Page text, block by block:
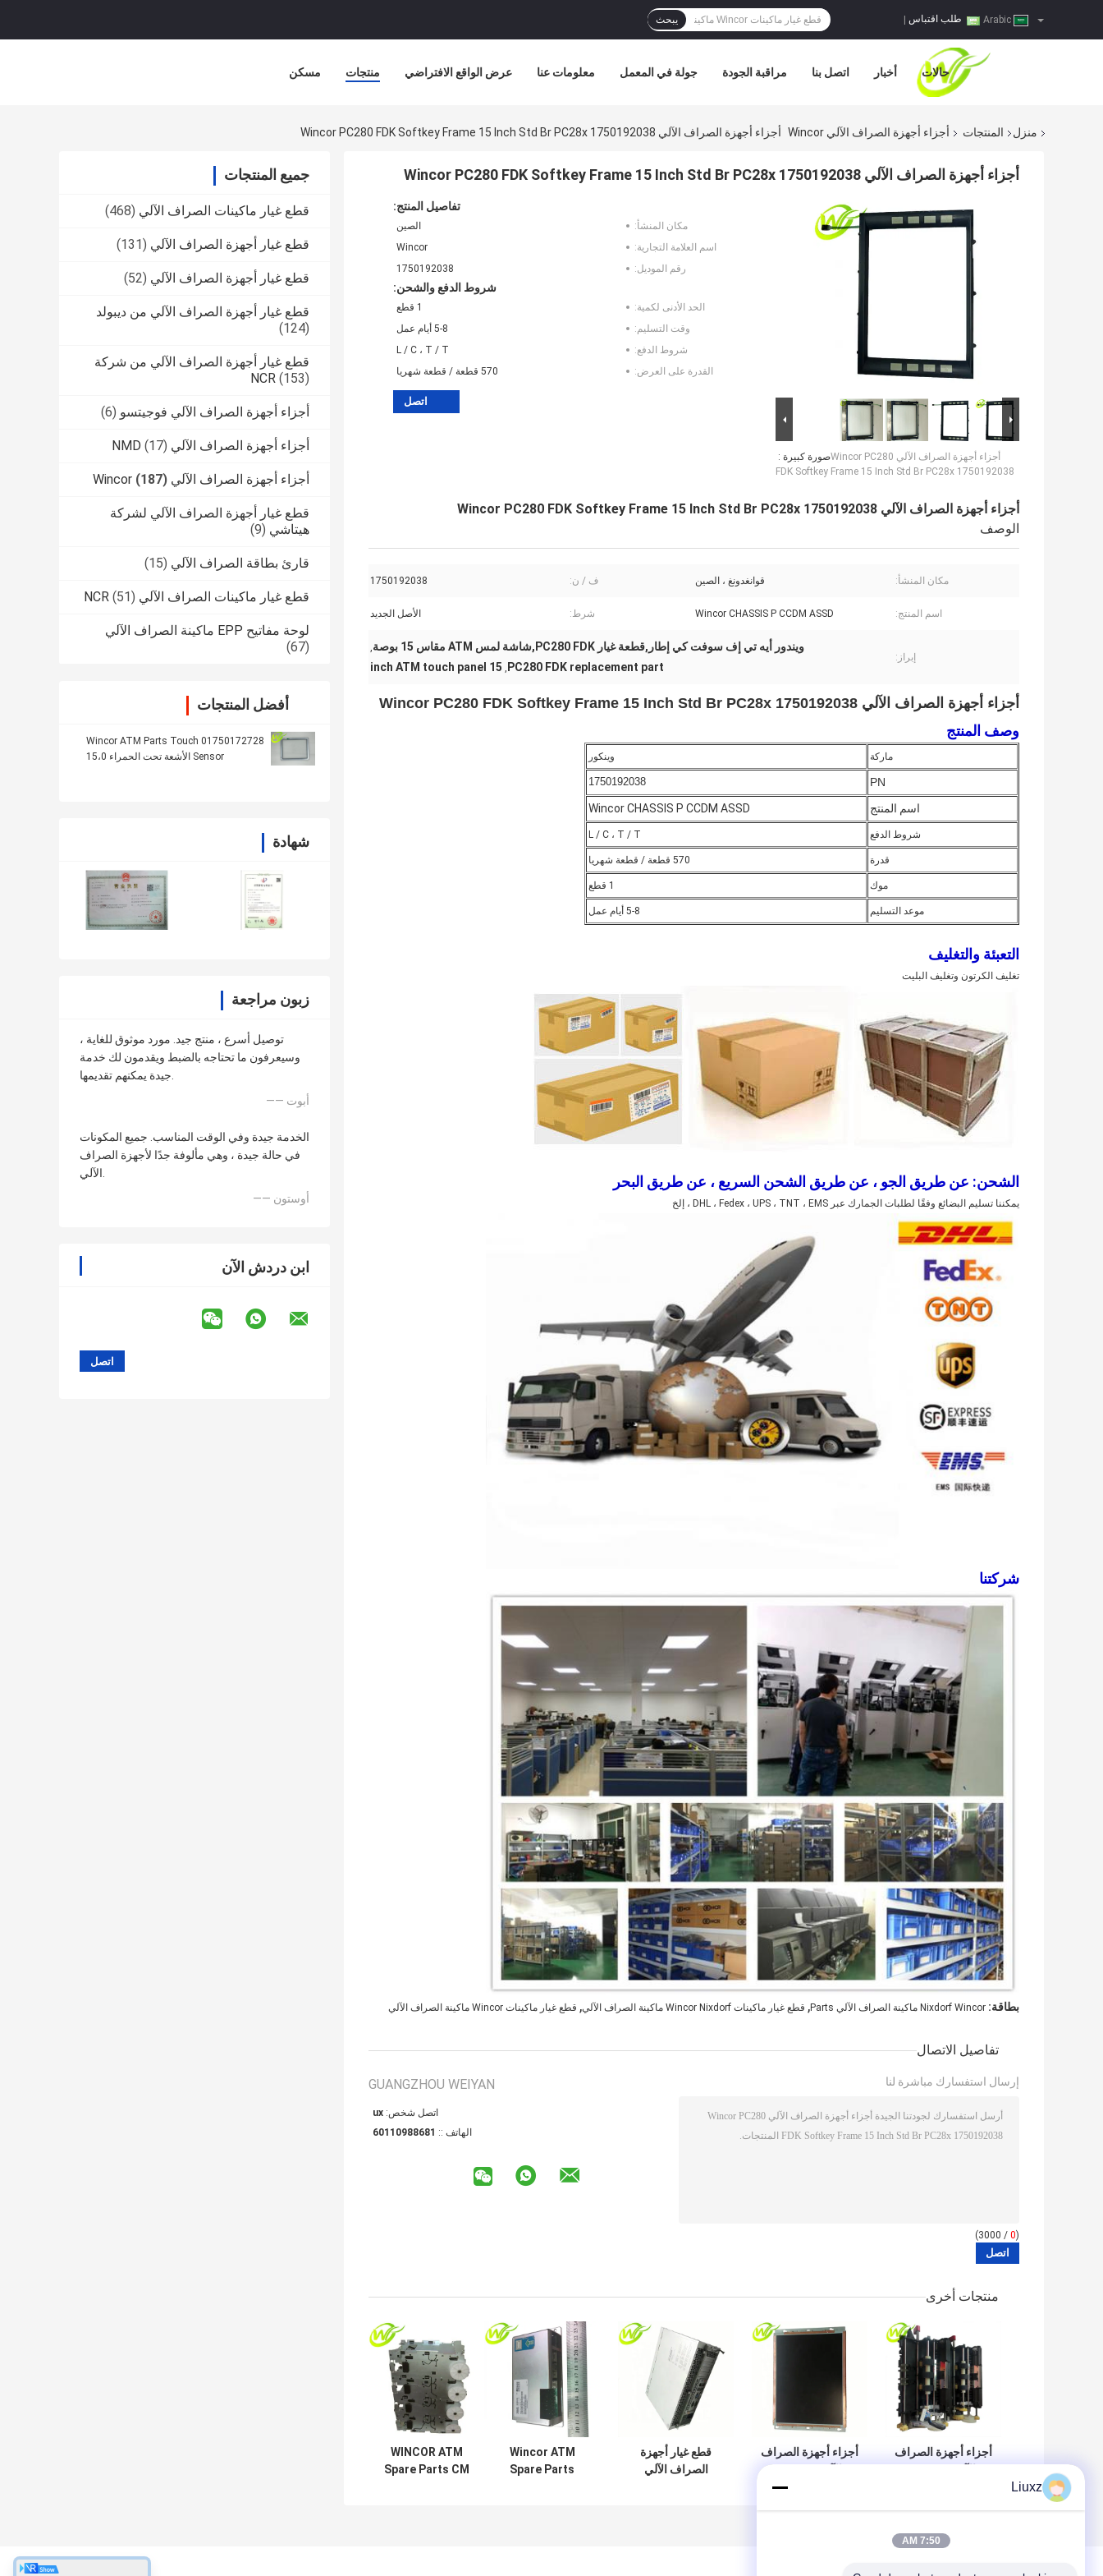
طلب اقتباس يبحث
مسكن منتجات عرض الواقع الافتراضي معلومات عنا جولة في المعمل مراقبة الجودة اتصل بنا أخبار حالات
منزل المنتجات أجزاء أجهزة الصراف الآلي Wincor أجزاء أجهزة الصراف الآلي Wincor PC280 FDK Softkey Frame 15 Inch Std Br PC28x 1750192038
جميع المنتجات
قطع غيار ماكينات الصراف الآلي (468)
قطع غيار أجهزة الصراف الآلي (131)
قطع غيار أجهزة الصراف الآلي (52)
قطع غيار أجهزة الصراف الآلي من ديبولد
(124)
قطع غيار أجهزة الصراف الآلي من شركة
NCR (153)
أجزاء أجهزة الصراف الآلي فوجيتسو (6)
أجزاء أجهزة الصراف الآلي NMD (17)
أجزاء أجهزة الصراف الآلي Wincor (187)
قطع غيار أجهزة الصراف الآلي لشركة
هيتاشي (9)
قارئ بطاقة الصراف الآلي (15)
قطع غيار ماكينات الصراف الآلي NCR (51)
لوحة مفاتيح EPP ماكينة الصراف الآلي
(67)
أفضل المنتجات
01750172728 Wincor ATM Parts Touch
Sensor الأشعة تحت الحمراء 15،0
شهادة
زبون مراجعة
توصيل أسرع ، منتج جيد. مورد موثوق للغاية ،
وسيعرفون ما تحتاجه بالضبط ويقدمون لك خدمة
جيدة يمكنهم تقديمها.
—— أبوت
الخدمة جيدة وفي الوقت المناسب. جميع المكونات
في حالة جيدة ، وهي مألوفة جدًا لأجهزة الصراف
الآلي.
—— أوستون
ابن دردش الآن
أجزاء أجهزة الصراف الآلي Wincor PC280 FDK Softkey Frame 15 Inch Std Br PC28x 1750192038
صورة كبيرة :أجزاء أجهزة الصراف الآلي Wincor PC280
FDK Softkey Frame 15 Inch Std Br PC28x 1750192038
تفاصيل المنتج:
مكان المنشأ:
الصين
اسم العلامة التجارية:
Wincor
رقم الموديل:
1750192038
شروط الدفع والشحن:
الحد الأدنى لكمية:
1 قطع
وقت التسليم:
5-8 أيام عمل
شروط الدفع:
L / C ، T / T
القدرة على العرض:
570 قطعة / قطعة شهريا
اتصل
أجزاء أجهزة الصراف الآلي Wincor PC280 FDK Softkey Frame 15 Inch Std Br PC28x 1750192038
الوصف
مكان المنشأ: قوانغدونغ ، الصين ف / ن: 1750192038
اسم المنتج: Wincor CHASSIS P CCDM ASSD شرط: الأصل الجديد
إبراز:
ويندور أيه تي إف سوفت كي إطار,قطعة غيار PC280 FDK,شاشة لمس ATM مقاس 15 بوصة ,
PC280 FDK replacement part
,
15 inch ATM touch panel
أجزاء أجهزة الصراف الآلي Wincor PC280 FDK Softkey Frame 15 Inch Std Br PC28x 1750192038
وصف المنتج
ماركة وينكور
PN
1750192038
اسم المنتج Wincor CHASSIS P CCDM ASSD
شروط الدفع L / C ، T / T
قدرة 570 قطعة / قطعة شهريا
موك 1 قطع
موعد التسليم 5-8 أيام عمل
التعبئة والتغليف
تغليف الكرتون وتغليف البليت
الشحن: عن طريق الجو ، عن طريق الشحن السريع ، عن طريق البحر
يمكننا تسليم البضائع وفقًا لطلبات الجمارك عبر DHL ، Fedex ، UPS ، TNT ، EMS ، إلخ
شركتنا
بطاقة: Nixdorf Wincor ماكينة الصراف الآلي Parts , قطع غيار ماكينات Wincor Nixdorf ماكينة الصراف الآلي , قطع غيار ماكينات Wincor ماكينة الصراف الآلي
تفاصيل الاتصال
GUANGZHOU WEIYAN
اتصل شخص: xu
الهاتف :: 18688901106
إرسال استفسارك مباشرة لنا
(
0
/ 3000)
منتجات أخرى
أجزاء أجهزة الصراف
01750051760
أجزاء أجهزة الصراف
PC280 15 "TFT
قطع غيار أجهزة
الصراف الآلي
Wincor ATM
Spare Parts
WINCOR ATM
Spare Parts CM
Liuxz
7:50 AM